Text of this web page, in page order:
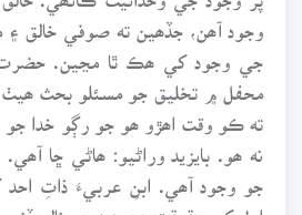
وجود آھن، جڏھين ته صوفي خالق ۽
جي وجود کي ھڪ ٿا مڃين. حضرت
محفل ۾ تخليق جو مسئلو بحث ھيٺ
ته ڪو وقت اھڙو ھو جو رڳو خدا
نه ھو. بايزيد وراڻيو: ھاڻي ڇا
جو وجود آھي. ابنِ عربيءَ ذاتِ
اول کي حقيقتِ محمديه جو نالو ڏنو.